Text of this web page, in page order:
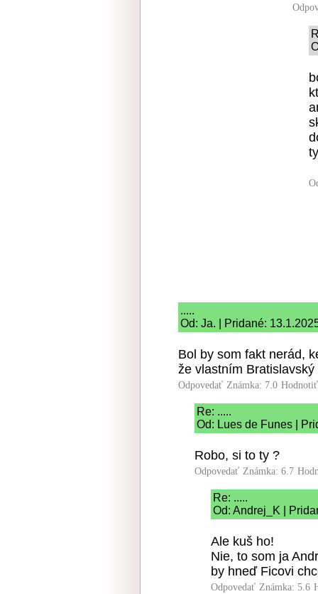
.....
Od: Ja. | Pridané:
Bol by som fakt nerád,
že vlastním Bratislavský
Odpovedať Známka: 7.0
Re: .....
Od: Lues de Funes |
Robo, si to ty ?
Odpovedať Známka: 6.7
Re: .....
Od: Andrej_K |
Ale kuš ho!
Nie, to som ja
by hneď Ficovi
Odpovedať Známka: 5.6